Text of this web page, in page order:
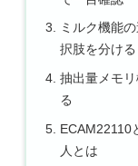
ミルク機能
択肢を分ける
抽出量メモ
る
ECAM22110
人とは